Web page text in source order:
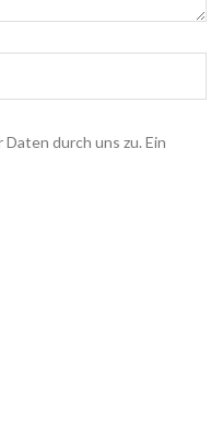
durch uns zu. Ein